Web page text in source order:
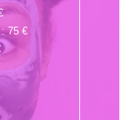
75 €